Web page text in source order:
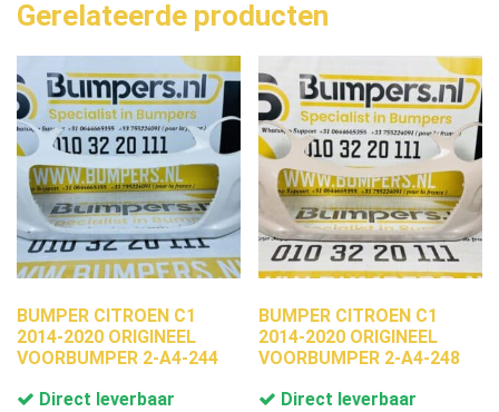
Gerelateerde producten
BUMPER CITROEN C1
2014-2020 ORIGINEEL
VOORBUMPER 2-A4-244
Direct leverbaar
BUMPER CITROEN C1
2014-2020 ORIGINEEL
VOORBUMPER 2-A4-248
Direct leverbaar